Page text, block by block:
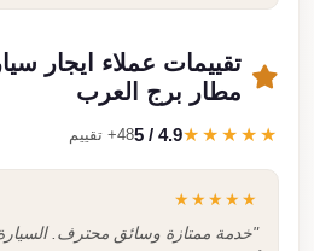
تقييمات عملاء ايجار
مطار برج العرب
★★★★★
4.9 / 5 48+ تقييم
★★★★★
"خدمة ممتازة وسائق محترف. السيارة